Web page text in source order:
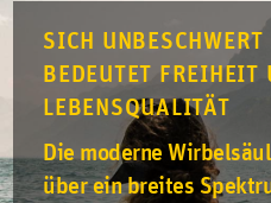
SICH UNBESCHWERT
BEDEUTET FREIHEIT
LEBENSQUALITÄT
Die moderne
über ein breites